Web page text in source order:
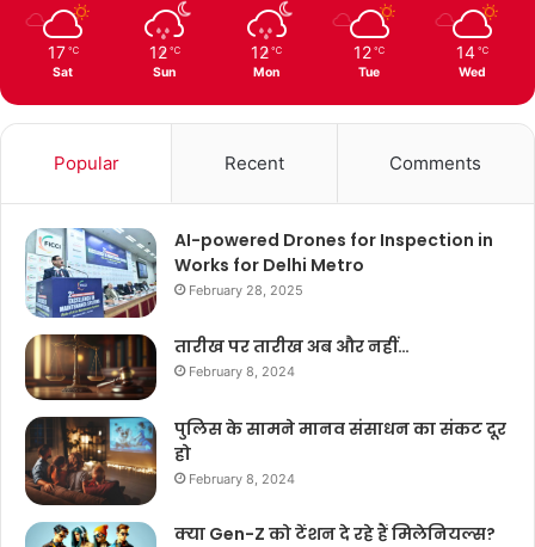
17 ℃
Sat
12 ℃
Sun
12 ℃
Mon
12 ℃
Tue
14 ℃
Wed
Popular Recent Comments
AI-powered Drones for Inspection in
Works for Delhi Metro
February 28, 2025
तारीख पर तारीख अब और नहीं…
February 8, 2024
पुलिस के सामने मानव संसाधन का संकट दूर
हो
February 8, 2024
क्या Gen-Z को टेंशन दे रहे हैं मिलेनियल्स?